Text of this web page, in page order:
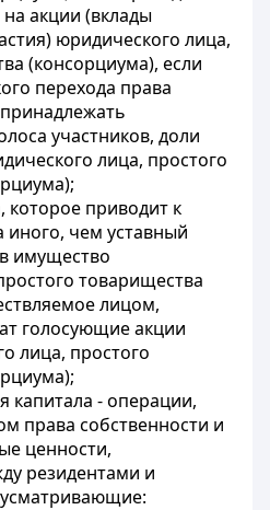
акции (вклады
юридического лица,
(консорциума), если
перехода права
участников, доли
лица, простого
приводит к
иного, чем уставный
имущество
товарищества
лицом,
голосующие акции
лица, простого
капитала - операции,
права собственности и
ценности,
резидентами и